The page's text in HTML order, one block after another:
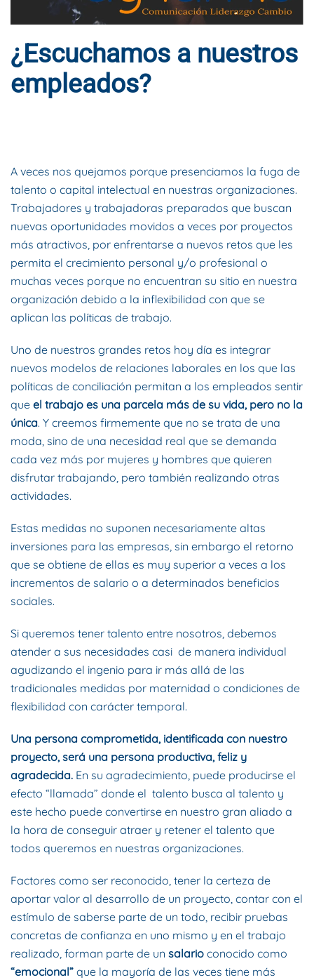
¿Escuchamos a nuestros
empleados?
A veces nos quejamos porque presenciamos la fuga de
talento o capital intelectual en nuestras organizaciones.
Trabajadores y trabajadoras preparados que buscan
nuevas oportunidades movidos a veces por proyectos
más atractivos, por enfrentarse a nuevos retos que les
permita el crecimiento personal y/o profesional o
muchas veces porque no encuentran su sitio en nuestra
organización debido a la inflexibilidad con que se
aplican las políticas de trabajo.
Uno de nuestros grandes retos hoy día es integrar
nuevos modelos de relaciones laborales en los que las
políticas de conciliación permitan a los empleados sentir
que el trabajo es una parcela más de su vida, pero no la
única. Y creemos firmemente que no se trata de una
moda, sino de una necesidad real que se demanda
cada vez más por mujeres y hombres que quieren
disfrutar trabajando, pero también realizando otras
actividades.
Estas medidas no suponen necesariamente altas
inversiones para las empresas, sin embargo el retorno
que se obtiene de ellas es muy superior a veces a los
incrementos de salario o a determinados beneficios
sociales.
Si queremos tener talento entre nosotros, debemos
atender a sus necesidades casi de manera individual
agudizando el ingenio para ir más allá de las
tradicionales medidas por maternidad o condiciones de
flexibilidad con carácter temporal.
Una persona comprometida, identificada con nuestro
proyecto, será una persona productiva, feliz y
agradecida. En su agradecimiento, puede producirse el
efecto “llamada” donde el talento busca al talento y
este hecho puede convertirse en nuestro gran aliado a
la hora de conseguir atraer y retener el talento que
todos queremos en nuestras organizaciones.
Factores como ser reconocido, tener la certeza de
aportar valor al desarrollo de un proyecto, contar con el
estímulo de saberse parte de un todo, recibir pruebas
concretas de confianza en uno mismo y en el trabajo
realizado, forman parte de un salario conocido como
“emocional” que la mayoría de las veces tiene más